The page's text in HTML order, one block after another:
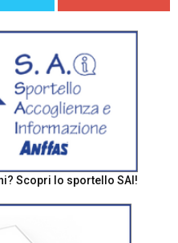
Scopri lo sportello SAI!